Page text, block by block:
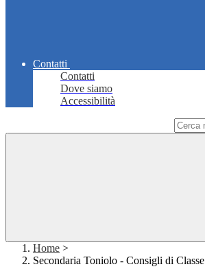
Contatti
Contatti
Dove siamo
Accessibilità
Home >
Secondaria Toniolo - Consigli di Classe